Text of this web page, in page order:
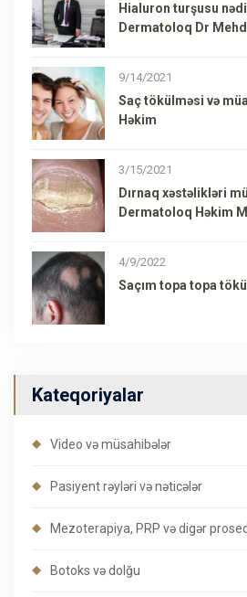
Hialuron turşusu
Dermatoloq Dr
9/14/2021
Saç tökülməsi və
Həkim
3/15/2021
Dırnaq xəstəlikləri
Dermatoloq Həkim
4/9/2022
Saçım topa topa
Kateqoriyalar
Video və müsahibələr
Pasiyent rəyləri və nəticələr
Mezoterapiya, PRP və digər
Botoks və dolğu